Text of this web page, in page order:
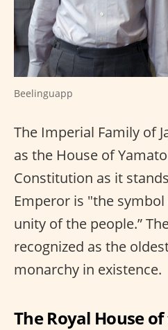
Beelinguapp
The Imperial Family of
as the House of
Constitution as it
Emperor is "the
unity of the people.”
recognized as the
monarchy in existence.
The Royal House